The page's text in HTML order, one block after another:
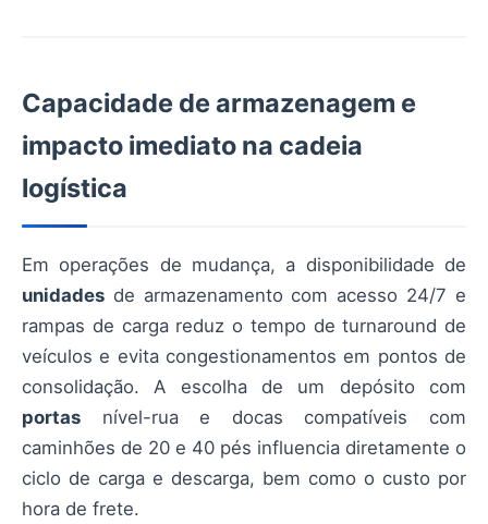
Capacidade de armazenagem e
impacto imediato na cadeia
logística
Em operações de mudança, a disponibilidade de
unidades de armazenamento com acesso 24/7 e
rampas de carga reduz o tempo de turnaround de
veículos e evita congestionamentos em pontos de
consolidação. A escolha de um depósito com
portas nível-rua e docas compatíveis com
caminhões de 20 e 40 pés influencia diretamente o
ciclo de carga e descarga, bem como o custo por
hora de frete.